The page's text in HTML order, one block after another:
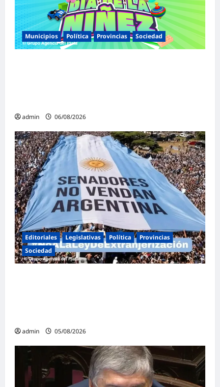
Municipios Política Provincias Sociedad
admin 06/08/2026
Editoriales Legislativas Política
Provincias
Sociedad
admin 05/08/2026